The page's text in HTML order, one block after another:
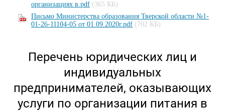
организациях в.pdf (365 КБ)
Письмо Министерства образования Тверской области №1-
01-26-11104-05 от 01.09.2020г.pdf (702 КБ)
Перечень юридических лиц и
индивидуальных
предпринимателей, оказывающих
услуги по организации питания в